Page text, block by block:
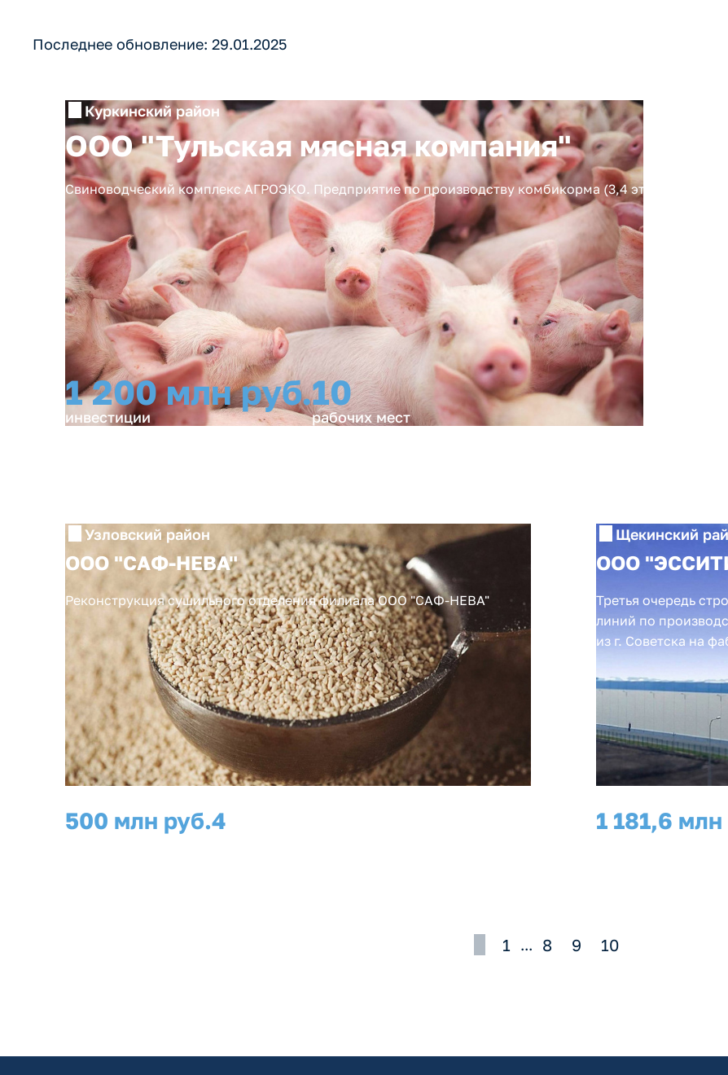
Последнее обновление: 29.01.2025
Куркинский район
ООО "Тульская мясная компания"
Свиноводческий комплекс АГРОЭКО. Предприятие по производству комбикорма (3,4 этапы
1 200 млн руб.
инвестиции
10
рабочих мест
Узловский район
ООО "САФ-НЕВА"
Реконструкция сушильного отделения филиала ООО "САФ-НЕВА"
500 млн руб.4
Щекинский
ООО
Третья очередь
линий по
из г. Советска на
1 181,6 млн
1 ... 8 9 10